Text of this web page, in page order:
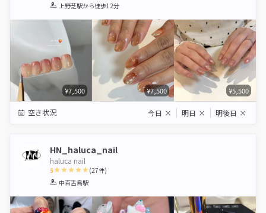
1 2 3 4 5
上野芝駅から徒歩12分
¥7,500 ¥7,500 ¥5,500
空き状況 今日 × 明日 × 明後日 ×
HN_haluca_nail
haluca nail
5
1 2 3 4 5
(27件)
中百舌鳥駅